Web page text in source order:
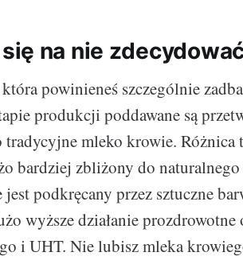
na nie
powinieneś szczególnie
produkcji poddawane są
tradycyjne mleko krowie.
bardziej zbliżony do
podkręcany przez sztuczne
wyższe działanie prozdrowotne
i UHT. Nie lubisz mleka